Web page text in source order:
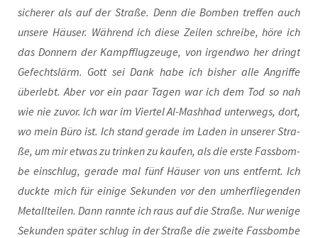
siche­rer als auf der Stra­ße. Denn die Bom­ben tref­fen auch
unse­re Häu­ser. Wäh­rend ich die­se Zei­len schrei­be, höre ich
das Don­nern der Kampf­flug­zeu­ge, von irgend­wo her dringt
Gefechts­lärm. Gott sei Dank habe ich bis­her alle Angrif­fe
über­lebt. Aber vor ein paar Tagen war ich dem Tod so nah
wie nie zuvor. Ich war im Vier­tel Al-Mash­had unter­wegs, dort,
wo mein Büro ist. Ich stand gera­de im Laden in unse­rer Stra­
ße, um mir etwas zu trin­ken zu kau­fen, als die ers­te Fass­bom­
be ein­schlug, gera­de mal fünf Häu­ser von uns ent­fernt. Ich
duck­te mich für eini­ge Sekun­den vor den umher­flie­gen­den
Metall­tei­len. Dann rann­te ich raus auf die Stra­ße. Nur weni­ge
Sekun­den spä­ter schlug in der Stra­ße die zwei­te Fass­bom­be